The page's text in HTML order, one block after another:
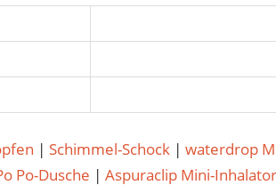
| Schimmel-Schock | waterdrop
Po-Dusche |Aspuraclip Mini-Inhalator